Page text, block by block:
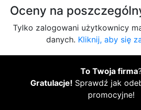
Oceny na
Tylko zalogowani użytkownicy
danych. Kliknij, aby się
To Twoja firma
Gratulacje! Sprawdź jak
promocyjne!